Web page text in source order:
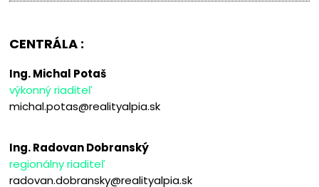
CENTRÁLA :
Ing. Michal Potaš
výkonný riaditeľ
michal.potas@realityalpia.sk
Ing. Radovan Dobranský
regionálny riaditeľ
radovan.dobransky@realityalpia.sk